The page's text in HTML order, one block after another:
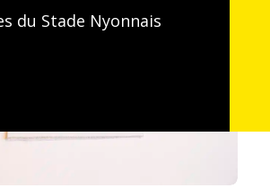
du Stade Nyonnais